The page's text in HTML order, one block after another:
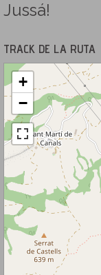
Jussá!
TRACK DE LA RUTA
+
−